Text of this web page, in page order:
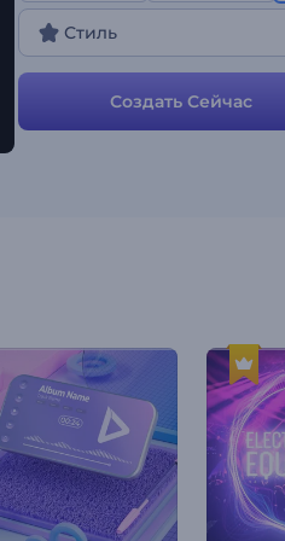
своей музыки!
Стиль
Создать Сейчас